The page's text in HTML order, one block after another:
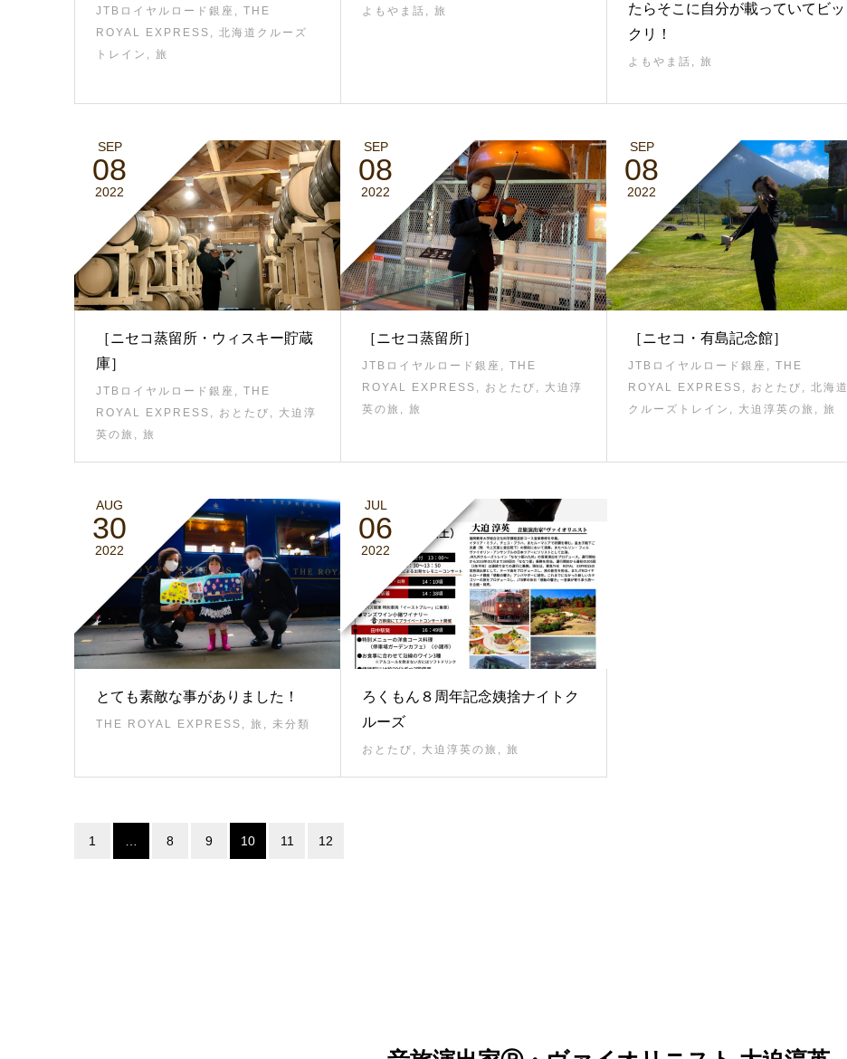
JTBロイヤルロード銀座 , THE
ROYAL EXPRESS , 北海道クルーズ
トレイン , 旅
よもやま話 , 旅
たらそこに自分が載っていてビッ
クリ！
よもやま話 , 旅
SEP
08
2022
［ニセコ蒸留所・ウィスキー貯蔵
庫］
JTBロイヤルロード銀座 , THE
ROYAL EXPRESS , おとたび , 大迫淳
英の旅 , 旅
SEP
08
2022
［ニセコ蒸留所］
JTBロイヤルロード銀座 , THE
ROYAL EXPRESS , おとたび , 大迫淳
英の旅 , 旅
SEP
08
2022
［ニセコ・有島記念館］
JTBロイヤルロード銀座 , THE
ROYAL EXPRESS , おとたび , 北海道
クルーズトレイン , 大迫淳英の旅 , 旅
AUG
30
2022
とても素敵な事がありました！
THE ROYAL EXPRESS 旅 未分類
JUL
06
2022
ろくもん８周年記念姨捨ナイトク
ルーズ
おとたび 大迫淳英の旅 旅
1 8 9 10 11 12